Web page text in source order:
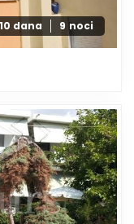
10 dana 9 noci